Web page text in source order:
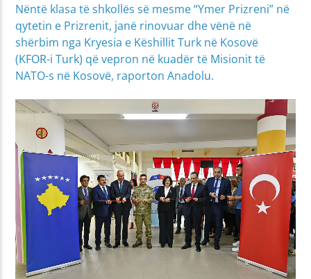
Nëntë klasa të shkollës së mesme “Ymer Prizreni” në
qytetin e Prizrenit, janë rinovuar dhe vënë në
shërbim nga Kryesia e Këshillit Turk në Kosovë
(KFOR-i Turk) që vepron në kuadër të Misionit të
NATO-s në Kosovë, raporton Anadolu.